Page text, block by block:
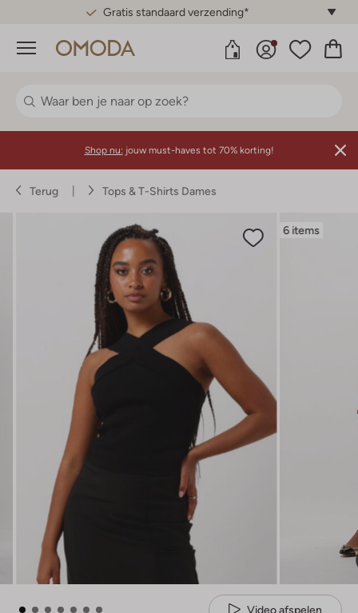
Gratis standaard verzending*
Menu
Shop nu: jouw must-haves tot 70% korting!
Terug Tops & T-Shirts Dames
6 items
Video afspelen